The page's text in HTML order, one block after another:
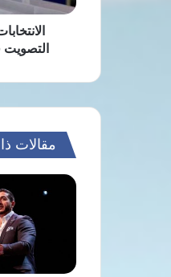
بيروت
طويل
مقالات